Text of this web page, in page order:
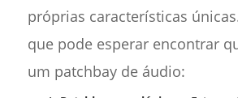
próprias características
que pode esperar encontrar
um patchbay de áudio: